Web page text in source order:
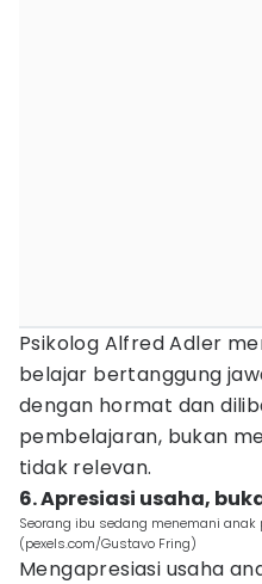
Psikolog Alfred Adler
belajar bertanggung
dengan hormat dan
pembelajaran, bukan
tidak relevan.
6. Apresiasi usaha,
Seorang ibu sedang menemani
(pexels.com/Gustavo Fring)
Mengapresiasi usaha